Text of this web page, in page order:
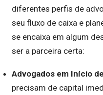
diferentes perfis de
seu fluxo de caixa e
se encaixa em algum
ser a parceira certa:
Advogados em Início
precisam de capital